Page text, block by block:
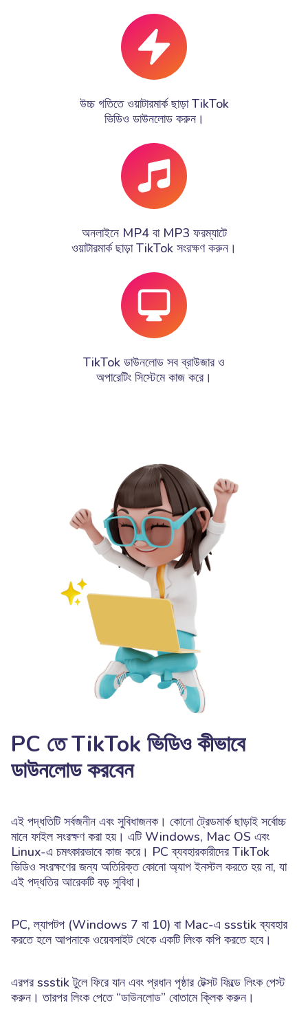
উচ্চ গতিতে ওয়াটারমার্ক ছাড়া TikTok
ভিডিও ডাউনলোড করুন।
অনলাইনে MP4 বা MP3 ফরম্যাটে
ওয়াটারমার্ক ছাড়া TikTok সংরক্ষণ করুন।
TikTok ডাউনলোড সব ব্রাউজার ও
অপারেটিং সিস্টেমে কাজ করে।
PC তে TikTok ভিডিও কীভাবে
ডাউনলোড করবেন
এই পদ্ধতিটি সর্বজনীন এবং সুবিধাজনক। কোনো ট্রেডমার্ক ছাড়াই সর্বোচ্চ
মানে ফাইল সংরক্ষণ করা হয়। এটি Windows, Mac OS এবং
Linux-এ চমৎকারভাবে কাজ করে। PC ব্যবহারকারীদের TikTok
ভিডিও সংরক্ষণের জন্য অতিরিক্ত কোনো অ্যাপ ইনস্টল করতে হয় না, যা
এই পদ্ধতির আরেকটি বড় সুবিধা।
PC, ল্যাপটপ (Windows 7 বা 10) বা Mac-এ ssstik ব্যবহার
করতে হলে আপনাকে ওয়েবসাইট থেকে একটি লিংক কপি করতে হবে।
এরপর ssstik টুলে ফিরে যান এবং প্রধান পৃষ্ঠার টেক্সট ফিল্ডে লিংক পেস্ট
করুন। তারপর লিংক পেতে “ডাউনলোড” বোতামে ক্লিক করুন।